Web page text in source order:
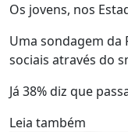
Os jovens, nos
Uma sondagem da
sociais através do
Já 38% diz que
Leia também